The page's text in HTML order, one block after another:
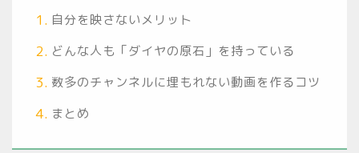
自分を映さないメリット
どんな人も「ダイヤの原石」を持っている
数多のチャンネルに埋もれない動画を作るコツ
まとめ